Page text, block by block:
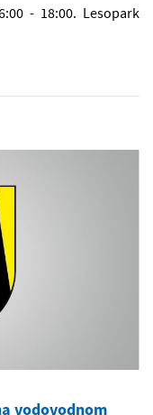
- 18:00. Lesopark
vodovodnom